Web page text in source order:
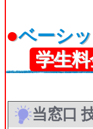
●ベーシ
学生
当窓口